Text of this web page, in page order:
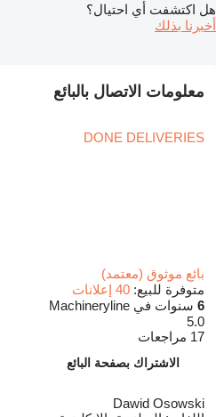
هل اكتشفت أي احتيال؟
أخبرنا بذلك
معلومات الاتصال بالبائع
DONE DELIVERIES
بائع موثوق (معتمد)
متوفرة للبيع: 40 إعلانات
6 سنوات في Machineryline
5.0
17 مراجعات
الاشتراك بصفحة البائع
Dawid Osowski